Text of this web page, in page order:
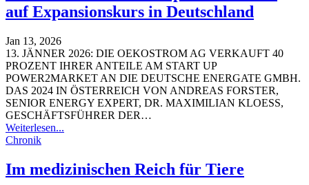
auf Expansionskurs in Deutschland
Jan 13, 2026
13. JÄNNER 2026: DIE OEKOSTROM AG VERKAUFT 40
PROZENT IHRER ANTEILE AM START UP
POWER2MARKET AN DIE DEUTSCHE ENERGATE GMBH.
DAS 2024 IN ÖSTERREICH VON ANDREAS FORSTER,
SENIOR ENERGY EXPERT, DR. MAXIMILIAN KLOESS,
GESCHÄFTSFÜHRER DER…
Weiterlesen...
Chronik
Im medizinischen Reich für Tiere